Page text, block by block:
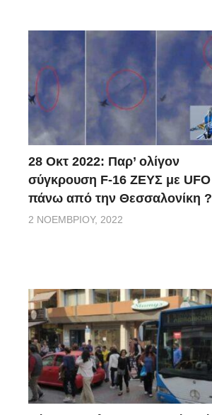
28 Οκτ 2022: Παρ’ ολίγον
σύγκρουση F-16 ΖΕΥΣ με UFO
πάνω από την Θεσσαλονίκη ?
2 ΝΟΕΜΒΡΊΟΥ, 2022